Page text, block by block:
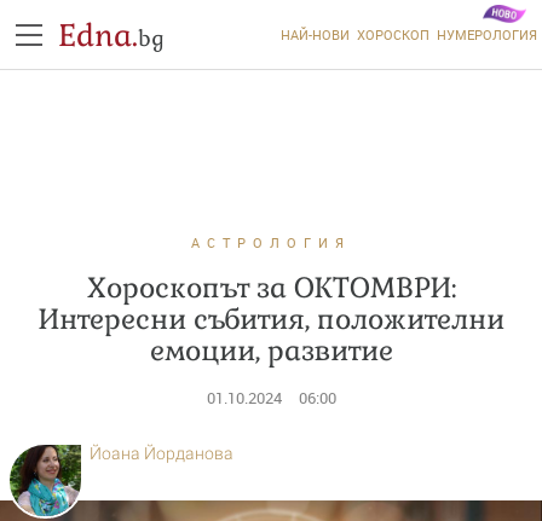
Edna.bg НАЙ-НОВИ ХОРОСКОП НУМЕРОЛОГИЯ
АСТРОЛОГИЯ
Хороскопът за ОКТОМВРИ:
Интересни събития, положителни
емоции, развитие
01.10.2024 06:00
Йоана Йорданова